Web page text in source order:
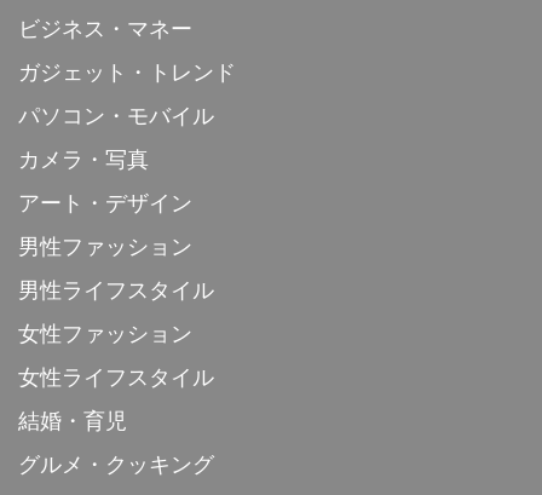
ビジネス・マネー
ガジェット・トレンド
パソコン・モバイル
カメラ・写真
アート・デザイン
男性ファッション
男性ライフスタイル
女性ファッション
女性ライフスタイル
結婚・育児
グルメ・クッキング